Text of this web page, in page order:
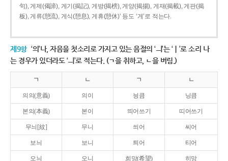
句), 게제(偈諦), 게기(揭記), 게방(揭榜), 게양(揭揚), 게재(揭載), 게판(揭
板), 게류(憩流), 게식(憩息), 게휴(憩休)’ 등도 ‘게’로 적는다.
제9항 ‘의’나, 자음을 첫소리로 가지고 있는 음절의 ‘ㅢ’는 ‘ㅣ’로 소리 나
는 경우가 있더라도 ‘ㅢ’로 적는다. (ㄱ을 취하고, ㄴ을 버림.)
ㄱ ㄴ ㄱ ㄴ
의의(意義) 의이 닁큼 닝큼
본의(本義) 본이 띄어쓰기 띠어쓰기
무늬[紋] 무니 씌어 씨어
보늬 보니 틔어 티어
오늬 오니 희망(希望) 히망